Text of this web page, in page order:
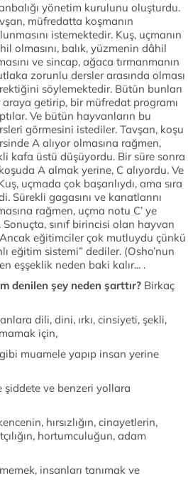
yönetim kurulunu oluşturdu.
müfredatta koşmanın
istemektedir. Kuş, uçmanın
olmasını, balık, yüzmenin dâhil
ve sincap, ağaca tırmanmanın
zorunlu dersler arasında olması
söylemektedir. Bütün bunları
araya getirip, bir müfredat programı
Ve bütün hayvanların bu
görmesini istediler. Tavşan, koşu
A alıyor olmasına rağmen,
kafa üstü düşüyordu. Bir süre sonra
A almak yerine, C alıyordu. Ve
uçmada çok başarılıydı, ama sıra
gagasını ve kanatlarını
rağmen, uçma notu C’ ye
sınıf birincisi olan hayvan
Ancak eğitimciler çok mutluydu çünkü
eğitim sistemi” dediler. (Osho’nun
eşşeklik neden baki kalır... .
denilen şey neden şarttır? Birkaç
dili, dini, ırkı, cinsiyeti, şekli,
için,
muamele yapıp insan yerine
şiddete ve benzeri yollara
hırsızlığın, cinayetlerin,
hortumculuğun, adam
insanları tanımak ve